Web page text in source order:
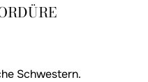
Schwestern.